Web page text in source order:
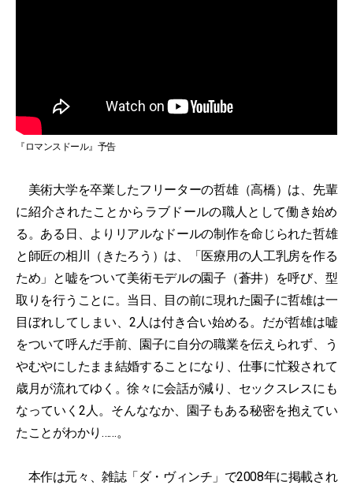
『ロマンスドール』予告
美術大学を卒業したフリーターの哲雄（高橋）は、先輩
に紹介されたことからラブドールの職人として働き始め
る。ある日、よりリアルなドールの制作を命じられた哲雄
と師匠の相川（きたろう）は、「医療用の人工乳房を作る
ため」と嘘をついて美術モデルの園子（蒼井）を呼び、型
取りを行うことに。当日、目の前に現れた園子に哲雄は一
目ぼれしてしまい、2人は付き合い始める。だが哲雄は嘘
をついて呼んだ手前、園子に自分の職業を伝えられず、う
やむやにしたまま結婚することになり、仕事に忙殺されて
歳月が流れてゆく。徐々に会話が減り、セックスレスにも
なっていく2人。そんななか、園子もある秘密を抱えてい
たことがわかり……。
本作は元々、雑誌「ダ・ヴィンチ」で2008年に掲載され